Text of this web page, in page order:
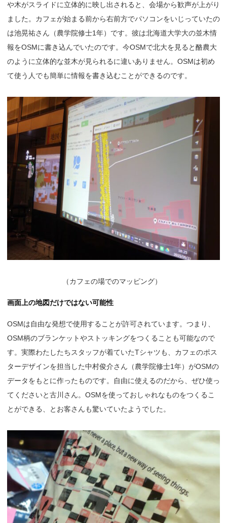
や木がスライドに立体的に映し出されると、会場から歓声が上がり
ました。カフェが始まる前から右前方でパソコンをいじっていたの
は池晃祐さん（農学院修士1年）です。彼は北海道大学大の並木情
報をOSMに書き込んでいたのです。今OSMで北大を見ると酪農大
のように立体的な並木が見られるに違いありません。OSMは初め
て使う人でも簡単に情報を書き込むことができるのです。
（カフェの場でのマッピング）
画面上の地図だけではない可能性
OSMは自由な発想で使用することが許可されています。つまり、
OSM柄のブランケットやストッキングをつくることも可能なので
す。実際わたしたちスタッフが着ていたTシャツも、カフェのポス
ターデザインを担当した中村俊介さん（農学院修士1年）がOSMの
データをもとに作ったものです。自由に使えるのだから、ぜひ使っ
てくださいと古川さん。OSMを使っておしゃれなものをつくるこ
とができる、とお客さんも驚いていたようでした。